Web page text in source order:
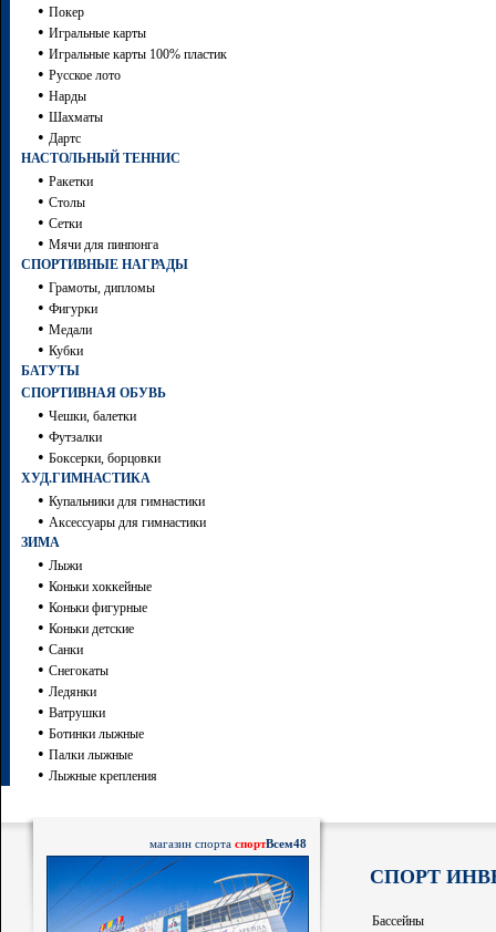
• Покер
• Игральные карты
• Игральные карты 100% пластик
• Русское лото
• Нарды
• Шахматы
• Дартc
НАСТОЛЬНЫЙ ТЕННИС
• Ракетки
• Столы
• Сетки
• Мячи для пинпонга
СПОРТИВНЫЕ НАГРАДЫ
• Грамоты, дипломы
• Фигурки
• Медали
• Кубки
БАТУТЫ
СПОРТИВНАЯ ОБУВЬ
• Чешки, балетки
• Футзалки
• Боксерки, борцовки
ХУД.ГИМНАСТИКА
• Купальники для гимнастики
• Аксессуары для гимнастики
ЗИМА
• Лыжи
• Коньки хоккейные
• Коньки фигурные
• Коньки детские
• Санки
• Снегокаты
• Ледянки
• Ватрушки
• Ботинки лыжные
• Палки лыжные
• Лыжные крепления
магазин спорта спортВсем48
СПОРТ
Бассейны